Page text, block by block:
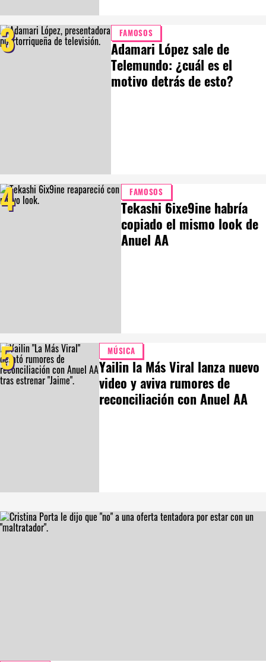
3 FAMOSOS
Adamari López sale de
Telemundo: ¿cuál es el
motivo detrás de esto?
4 FAMOSOS
Tekashi 6ixe9ine habría
copiado el mismo look de
Anuel AA
5 MÚSICA
Yailin la Más Viral lanza nuevo
video y aviva rumores de
reconciliación con Anuel AA